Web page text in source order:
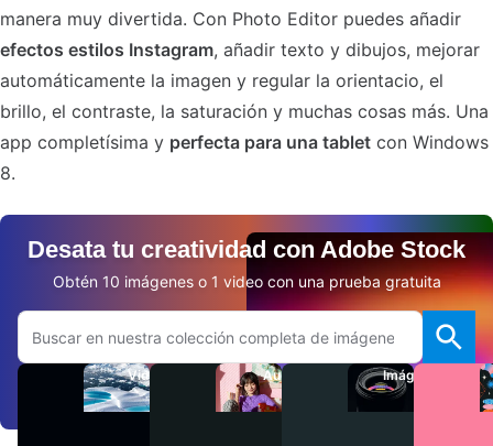
manera muy divertida. Con Photo Editor puedes añadir
efectos estilos Instagram, añadir texto y dibujos, mejorar
automáticamente la imagen y regular la orientacio, el
brillo, el contraste, la saturación y muchas cosas más. Una
app completísima y perfecta para una tablet con Windows
8.
Desata tu creatividad con Adobe Stock
Obtén 10 imágenes o 1 video con una prueba gratuita
Buscar en el sitio web de Adobe.com
Videos Audio Imágenes